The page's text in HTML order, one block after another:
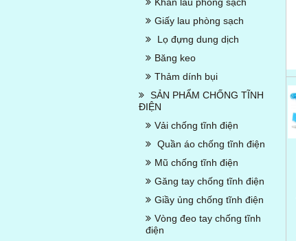
Giấy lau phòng sạch
Lọ đựng dung dịch
Băng keo
Thảm dính bụi
SẢN PHẨM CHỐNG TĨNH
ĐIỆN
Vải chống tĩnh điện
Quần áo chống tĩnh điện
Mũ chống tĩnh điện
Găng tay chống tĩnh điện
Giầy ủng chống tĩnh điện
Vòng đeo tay chống tĩnh
điện